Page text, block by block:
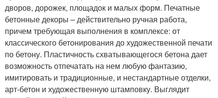
дворов, дорожек, площадок и малых форм. Печатные
бетонные декоры – действительно ручная работа,
причем требующая выполнения в комплексе: от
классического бетонирования до художественной печати
по бетону. Пластичность схватывающегося бетона дает
возможность отпечатать на нем любую фантазию,
имитировать и традиционные, и нестандартные отделки,
арт-бетон и художественную штамповку. Выглядит